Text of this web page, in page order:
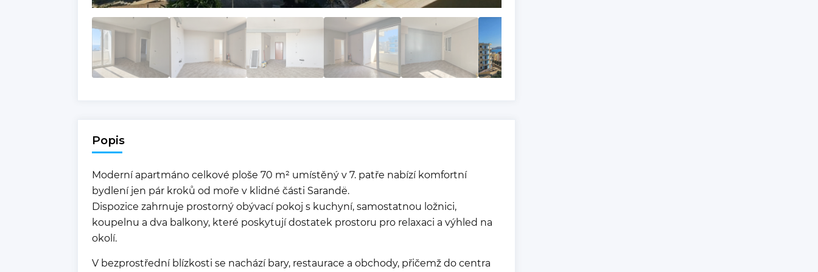
Popis
Moderní apartmáno celkové ploše 70 m² umístěný v 7. patře nabízí komfortní
bydlení jen pár kroků od moře v klidné části Sarandë.
Dispozice zahrnuje prostorný obývací pokoj s kuchyní, samostatnou ložnici,
koupelnu a dva balkony, které poskytují dostatek prostoru pro relaxaci a výhled na
okolí.
V bezprostřední blízkosti se nachází bary, restaurace a obchody, přičemž do centra